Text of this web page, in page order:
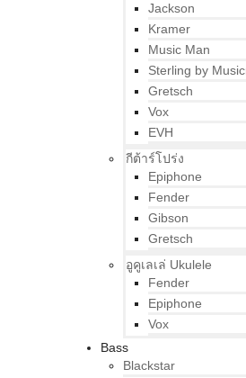
Jackson
Kramer
Music Man
Sterling by
Gretsch
Vox
EVH
กีต้าร์โปร่ง
Epiphone
Fender
Gibson
Gretsch
อูคูเลเล่ Ukulele
Fender
Epiphone
Vox
Bass
Blackstar